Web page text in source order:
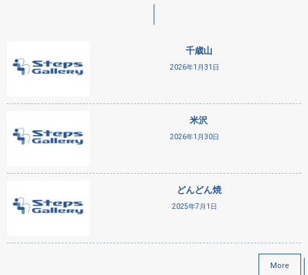
千歳山
2026年1月31日
米沢
2026年1月30日
どんどん焼
2025年7月1日
More